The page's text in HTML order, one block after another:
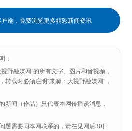
端，免费浏览更多精彩新闻资讯
：
野融媒网”的所有文字、图片和音视频，
转载时必须注明“来源：大视野融媒网”，
新闻（作品）只代表本网传播该消息，
题需要同本网联系的，请在见网后30日